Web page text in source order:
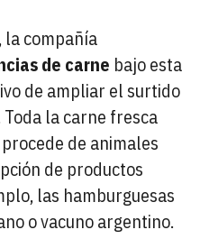
la compañía
de carne bajo esta
de ampliar el surtido
la carne fresca
de animales
de productos
las hamburguesas
o vacuno argentino.